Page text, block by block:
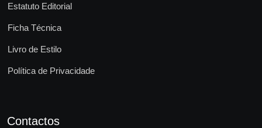
Estatuto Editorial
Ficha Técnica
Livro de Estilo
Política de Privacidade
Contactos